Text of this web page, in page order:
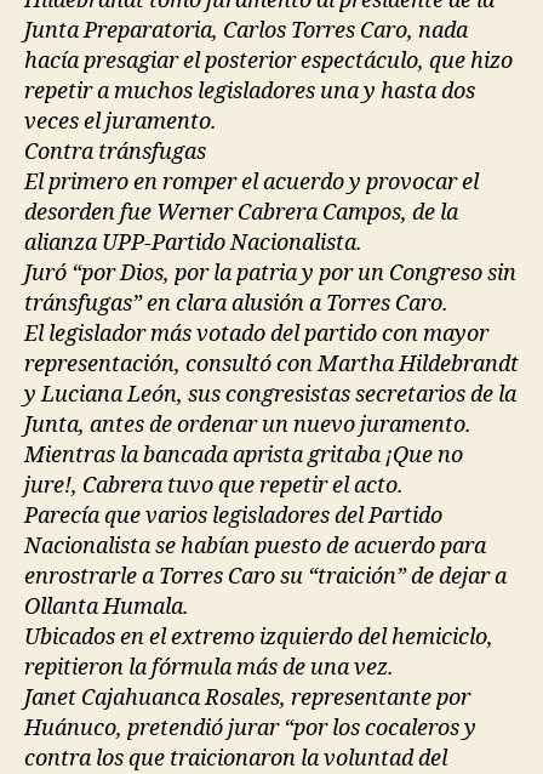
Junta Preparatoria, Carlos Torres Caro, nada
hacía presagiar el posterior espectáculo, que hizo
repetir a muchos legisladores una y hasta dos
veces el juramento.
Contra tránsfugas
El primero en romper el acuerdo y provocar el
desorden fue Werner Cabrera Campos, de la
alianza UPP-Partido Nacionalista.
Juró “por Dios, por la patria y por un Congreso sin
tránsfugas” en clara alusión a Torres Caro.
El legislador más votado del partido con mayor
representación, consultó con Martha Hildebrandt
y Luciana León, sus congresistas secretarios de la
Junta, antes de ordenar un nuevo juramento.
Mientras la bancada aprista gritaba ¡Que no
jure!, Cabrera tuvo que repetir el acto.
Parecía que varios legisladores del Partido
Nacionalista se habían puesto de acuerdo para
enrostrarle a Torres Caro su “traición” de dejar a
Ollanta Humala.
Ubicados en el extremo izquierdo del hemiciclo,
repitieron la fórmula más de una vez.
Janet Cajahuanca Rosales, representante por
Huánuco, pretendió jurar “por los cocaleros y
contra los que traicionaron la voluntad del